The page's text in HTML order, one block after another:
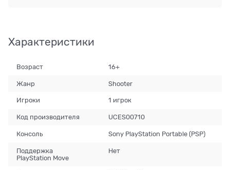
Характеристики
Возраст 16+
Жанр Shooter
Игроки 1 игрок
Код производителя UCES00710
Консоль Sony PlayStation Portable (PSP)
Поддержка
PlayStation Move
Нет